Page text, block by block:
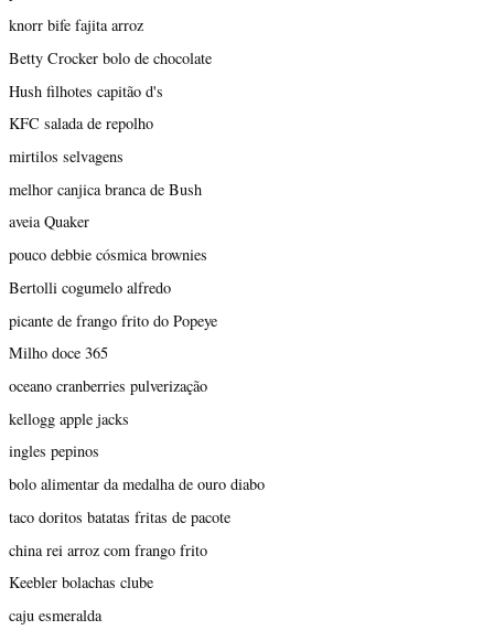
knorr bife fajita arroz
Betty Crocker bolo de chocolate
Hush filhotes capitão d's
KFC salada de repolho
mirtilos selvagens
melhor canjica branca de Bush
aveia Quaker
pouco debbie cósmica brownies
Bertolli cogumelo alfredo
picante de frango frito do Popeye
Milho doce 365
oceano cranberries pulverização
kellogg apple jacks
ingles pepinos
bolo alimentar da medalha de ouro diabo
taco doritos batatas fritas de pacote
china rei arroz com frango frito
Keebler bolachas clube
caju esmeralda